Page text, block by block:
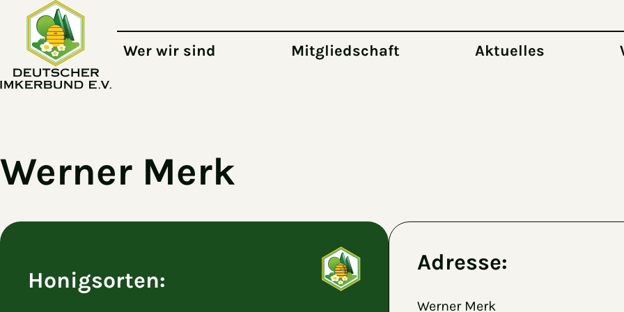
Zum Hauptinhalt springen
Wer wir sind Mitgliedschaft Aktuelles
Werner Merk
Honigsorten:
Adresse:
Werner Merk